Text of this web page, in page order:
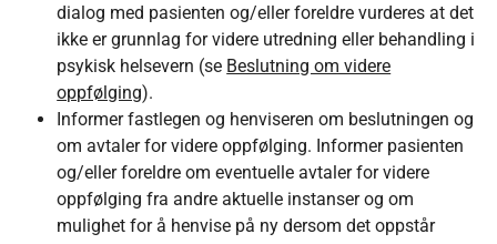
dialog med pasienten og/eller foreldre vurderes at det
ikke er grunnlag for videre utredning eller behandling i
psykisk helsevern (se Beslutning om videre
oppfølging).
Informer fastlegen og henviseren om beslutningen og
om avtaler for videre oppfølging. Informer pasienten
og/eller foreldre om eventuelle avtaler for videre
oppfølging fra andre aktuelle instanser og om
mulighet for å henvise på ny dersom det oppstår